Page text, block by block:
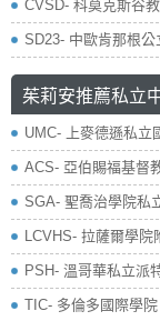
CVSD- 科莫克斯谷
SD23- 中歐肯那根公
茱莉安推薦私立
UMC- 上麥德遜私立
ACS- 亞伯賜福基督
SGA- 聖喬治學院私
LCVHS- 拉薩爾學院
PSH- 溫哥華私立派
TIC- 多倫多國際學院